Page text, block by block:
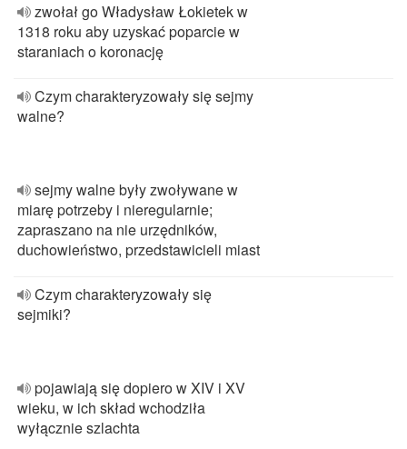
zwołał go Władysław Łokietek w
1318 roku aby uzyskać poparcie w
staraniach o koronację
Czym charakteryzowały się sejmy
walne?
sejmy walne były zwoływane w
miarę potrzeby i nieregularnie;
zapraszano na nie urzędników,
duchowieństwo, przedstawicieli miast
Czym charakteryzowały się
sejmiki?
pojawiają się dopiero w XIV i XV
wieku, w ich skład wchodziła
wyłącznie szlachta